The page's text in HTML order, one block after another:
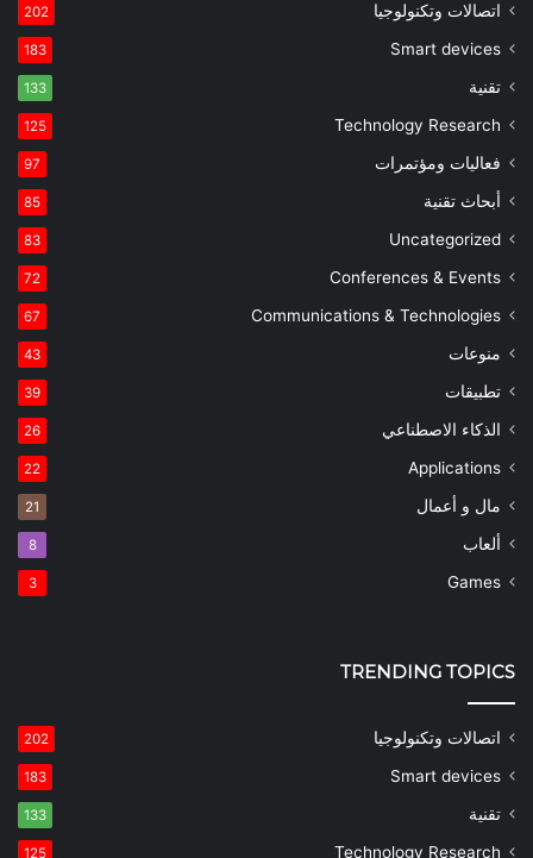
اتصالات وتكنولوجيا 202
Smart devices
183
تقنية 133
Technology Research
125
فعاليات ومؤتمرات 97
أبحاث تقنية 85
Uncategorized
83
Conferences & Events
72
Communications & Technologies
67
منوعات 43
تطبيقات 39
الذكاء الاصطناعي 26
Applications
22
مال و أعمال 21
ألعاب 8
Games
3
TRENDING TOPICS
اتصالات وتكنولوجيا 202
Smart devices
183
تقنية 133
Technology Research
125